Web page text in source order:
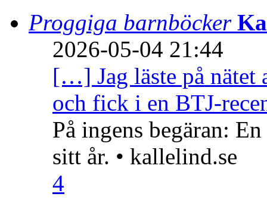
Proggiga barnböcker
2026-05-04 21:44
[…] Jag läste på nätet
och fick i en BTJ-
På ingens begäran:
sitt år. • kallelind.se
4